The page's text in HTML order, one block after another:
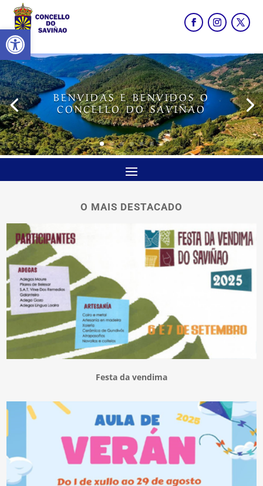
Abrir barra de ferramentas
BENVIDAS E BENVIDOS O
CONCELLO DO SAVIÑAO
O MAIS DESTACADO
Festa da vendima